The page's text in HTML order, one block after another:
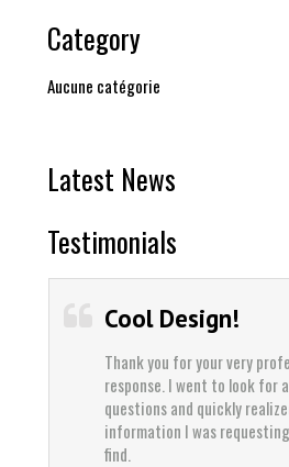
Category
Aucune catégorie
Latest News
Testimonials
Cool Design!
Thank you for your very
response. I went to look for
questions and quickly
information I was
find.